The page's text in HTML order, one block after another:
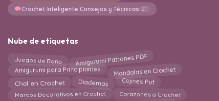
Crochet Inteligente Consejos y Técnicas 21
Nube de etiquetas
Juegos de Baño Amigurumi Patrones PDF
Amigurumi para Principiantes Mandalas en Crochet
Chal en Crochet Diademas Cojines Puf
Marcos Decorativos en Crochet Corazones a Crochet